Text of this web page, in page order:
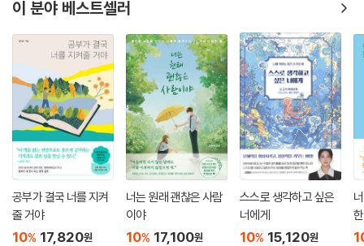
수 있는 자질이 필요하죠.”
게임개발자를 꿈꾼다면 이것만은 준비하라!는 것이 있다면요?
“꼭 한 가지를 당부하기보다는 폭넓은 경험과 다양한 독서를 권하고 싶어
요. 특히 인문학이나 철학 서적을 강추하고 싶어요. 왜냐하면 인문학은 단
순한 정보를 얻는 것이 아니라 생각할 수 있는 기회를 많이 주기 때문이에
요. 생각할 수 있는 기회를 가지고 깊고 많이 사고하는 것을 생활화한다면
개발하는 과정에서 도움이 많이 될 것 같아요.“
이 분야 베스트셀러
공부가 결국 너를 지켜
줄 거야
10% 17,820원
너는 원래 괜찮은 사람
이야
10% 17,100원
스스로 생각하고 싶은
너에게
10% 15,120원